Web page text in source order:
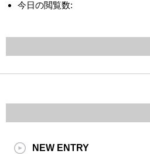
今日の閲覧数:
NEW ENTRY